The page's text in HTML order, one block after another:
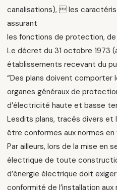
canalisations),  les
assurant
les fonctions de protection,
Le décret du 31 octobre 1973
établissements recevant du
“Des plans doivent
organes généraux de
d’électricité haute et basse
Lesdits plans, tracés divers
être conformes aux normes en
Par ailleurs, lors de la mise en
électrique de toute
d’énergie électrique doit
conformité de l’installation